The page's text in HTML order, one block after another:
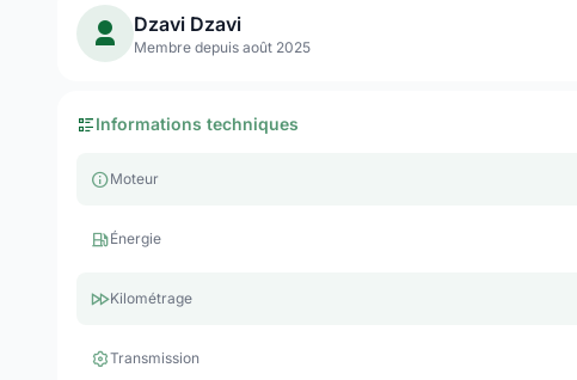
Dzavi Dzavi
Membre depuis août 2025
Informations techniques
Moteur
Énergie
Kilométrage
Transmission